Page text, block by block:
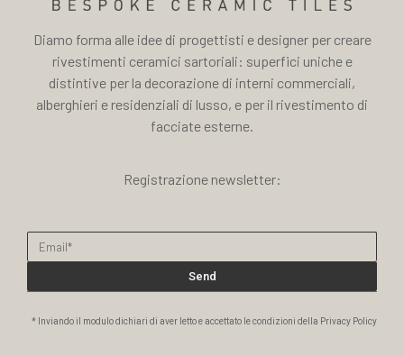
Diamo forma alle idee di progettisti e designer per creare
rivestimenti ceramici sartoriali: superfici uniche e
distintive per la decorazione di interni commerciali,
alberghieri e residenziali di lusso, e per il rivestimento di
facciate esterne.
Registrazione newsletter:
Send
* Inviando il modulo dichiari di aver letto e accettato le condizioni della Privacy Policy